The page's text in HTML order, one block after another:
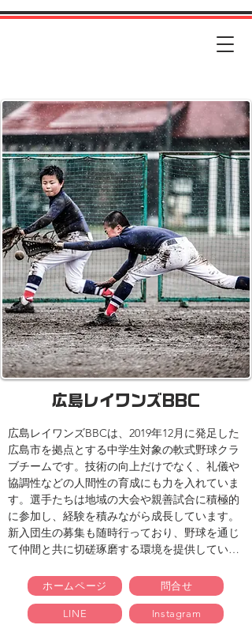
広島レイワンズBBC
広島レイワンズBBCは、2019年12月に発足した
広島市を拠点とする中学生対象の軟式野球クラ
ブチームです。技術の向上だけでなく、礼儀や
協調性などの人間性の育成にも力を入れていま
す。選手たちは地域の大会や親善試合に積極的
に参加し、経験を積みながら成長しています。
新入団生の募集も随時行っており、野球を通じ
て仲間と共に切磋琢磨する環境を提供していま
ホームページ 問合せ
LINE Instagram